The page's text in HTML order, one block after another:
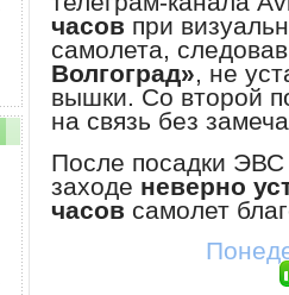
часов при
самолета,
Волгоград», не
вышки. Со второй
на связь без
После посадки
заходе неверно
часов самолет